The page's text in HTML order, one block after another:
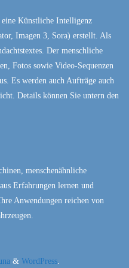
Künstliche Intelligenz
Imagen 3, Sora) erstellt. Als
Der menschliche
Fotos sowie Video-Sequenzen
Es werden auch Aufträge auch
Details können Sie untern den
menschenähnliche
Erfahrungen lernen und
Anwendungen reichen von
& WordPress.